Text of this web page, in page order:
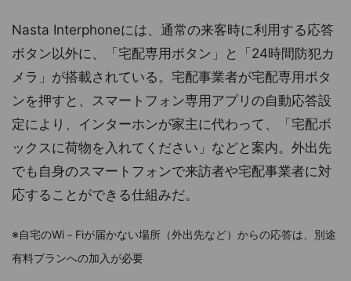
Nasta Interphoneには、通常の来客時に利用する応答
ボタン以外に、「宅配専用ボタン」と「24時間防犯カ
メラ」が搭載されている。宅配事業者が宅配専用ボタ
ンを押すと、スマートフォン専用アプリの自動応答設
定により、インターホンが家主に代わって、「宅配ボ
ックスに荷物を入れてください」などと案内。外出先
でも自身のスマートフォンで来訪者や宅配事業者に対
応することができる仕組みだ。
※自宅のWi－Fiが届かない場所（外出先など）からの応答は、別途
有料プランへの加入が必要